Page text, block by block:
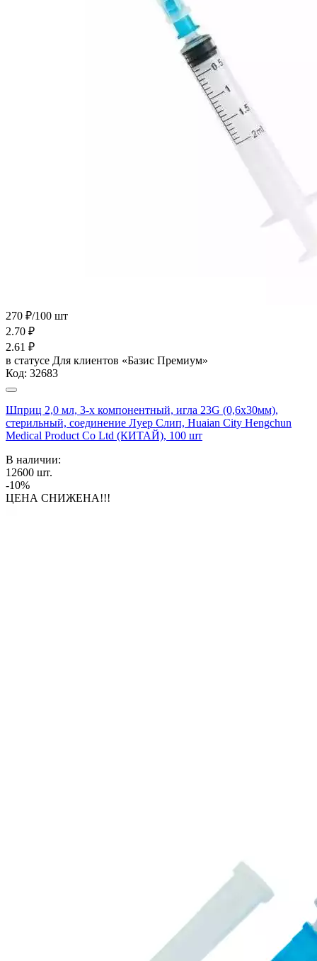
270 ₽/100 шт
2.70 ₽
2.61 ₽
в статусе Для клиентов «Базис Премиум»
Код: 32683
Шприц 2,0 мл, 3-х компонентный, игла 23G (0,6х30мм),
стерильный, соединение Луер Слип, Huaian City Hengchun
Medical Product Co Ltd (КИТАЙ), 100 шт
В наличии:
12600 шт.
-10%
ЦЕНА СНИЖЕНА!!!